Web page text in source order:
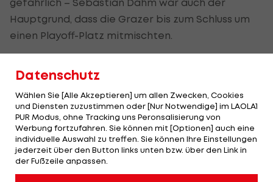
Hauptgrund, dass die Grazer bis zum Schluss um
einen Playoff-Platz mitmischten.
sich nun auch andere Spieler im Scoring ein, die
Low-Scoring Games für die 99ers entscheiden
können.
Matt Pelech ist der vielleicht schmutzigste Spieler
der Liga und kann den einen oder anderen Crack
Datenschutz
Wählen Sie [Alle Akzeptieren] um allen Zwecken, Cookies
und Diensten zuzustimmen oder [Nur Notwendige] im LAOLA1
PUR Modus, ohne Tracking uns Peronsalisierung von
Werbung fortzufahren. Sie können mit [Optionen] auch eine
individuelle Auswahl zu treffen. Sie können Ihre Einstellungen
jederzeit über den Button links unten bzw. über den Link in
der Fußzeile anpassen.